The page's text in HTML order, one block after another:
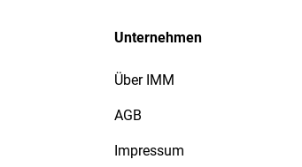
Unternehmen
Über IMM
AGB
Impressum